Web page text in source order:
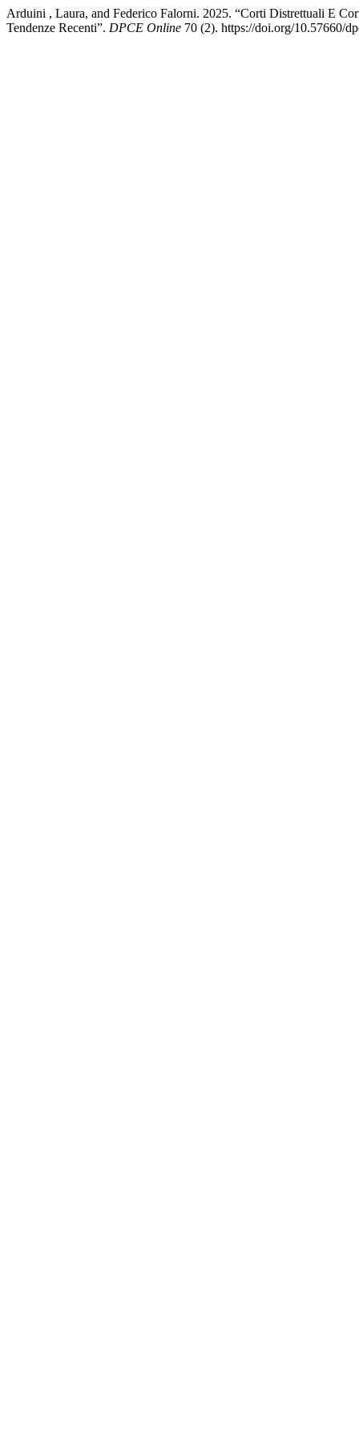
Arduini , Laura, and Federico Falorni. 2025. “Corti Distrettuali E
Tendenze Recenti”. DPCE Online 70 (2). https://doi.org/10.57660/